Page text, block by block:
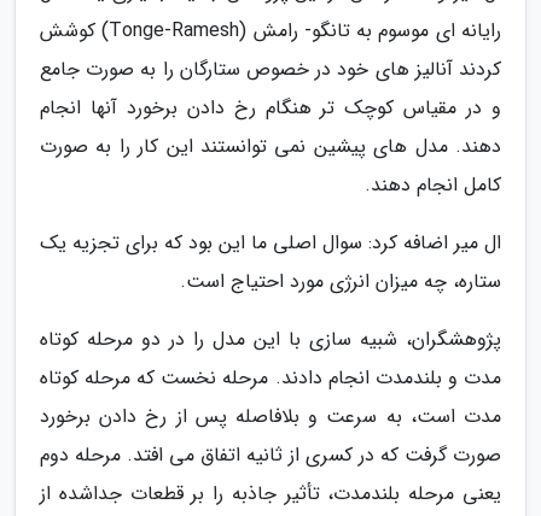
رایانه ای موسوم به تانگو- رامش (Tonge-Ramesh) کوشش
کردند آنالیز های خود در خصوص ستارگان را به صورت جامع
و در مقیاس کوچک تر هنگام رخ دادن برخورد آنها انجام
دهند. مدل های پیشین نمی توانستند این کار را به صورت
کامل انجام دهند.
ال میر اضافه کرد: سوال اصلی ما این بود که برای تجزیه یک
ستاره، چه میزان انرژی مورد احتیاج است.
پژوهشگران، شبیه سازی با این مدل را در دو مرحله کوتاه
مدت و بلندمدت انجام دادند. مرحله نخست که مرحله کوتاه
مدت است، به سرعت و بلافاصله پس از رخ دادن برخورد
صورت گرفت که در کسری از ثانیه اتفاق می افتد. مرحله دوم
یعنی مرحله بلندمدت، تأثیر جاذبه را بر قطعات جداشده از